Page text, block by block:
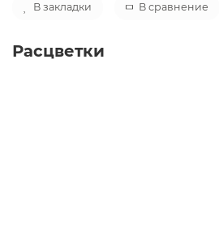
В закладки В сравнение
Расцветки